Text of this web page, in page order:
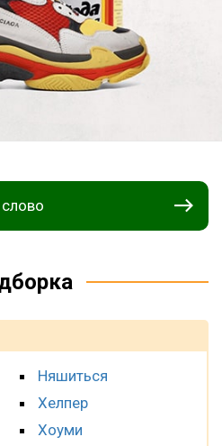
Няшиться
Хелпер
Хоуми